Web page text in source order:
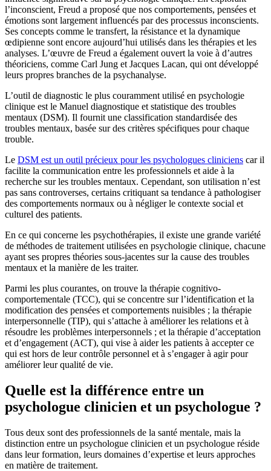
l’inconscient, Freud a proposé que nos comportements, pensées et
émotions sont largement influencés par des processus inconscients.
Ses concepts comme le transfert, la résistance et la dynamique
œdipienne sont encore aujourd’hui utilisés dans les thérapies et les
analyses. L’œuvre de Freud a également ouvert la voie à d’autres
théoriciens, comme Carl Jung et Jacques Lacan, qui ont développé
leurs propres branches de la psychanalyse.
L’outil de diagnostic le plus couramment utilisé en psychologie
clinique est le Manuel diagnostique et statistique des troubles
mentaux (DSM). Il fournit une classification standardisée des
troubles mentaux, basée sur des critères spécifiques pour chaque
trouble.
Le DSM est un outil précieux pour les psychologues cliniciens car il
facilite la communication entre les professionnels et aide à la
recherche sur les troubles mentaux. Cependant, son utilisation n’est
pas sans controverses, certains critiquant sa tendance à pathologiser
des comportements normaux ou à négliger le contexte social et
culturel des patients.
En ce qui concerne les psychothérapies, il existe une grande variété
de méthodes de traitement utilisées en psychologie clinique, chacune
ayant ses propres théories sous-jacentes sur la cause des troubles
mentaux et la manière de les traiter.
Parmi les plus courantes, on trouve la thérapie cognitivo-
comportementale (TCC), qui se concentre sur l’identification et la
modification des pensées et comportements nuisibles ; la thérapie
interpersonnelle (TIP), qui s’attache à améliorer les relations et à
résoudre les problèmes interpersonnels ; et la thérapie d’acceptation
et d’engagement (ACT), qui vise à aider les patients à accepter ce
qui est hors de leur contrôle personnel et à s’engager à agir pour
améliorer leur qualité de vie.
Quelle est la différence entre un
psychologue clinicien et un psychologue ?
Tous deux sont des professionnels de la santé mentale, mais la
distinction entre un psychologue clinicien et un psychologue réside
dans leur formation, leurs domaines d’expertise et leurs approches
en matière de traitement.